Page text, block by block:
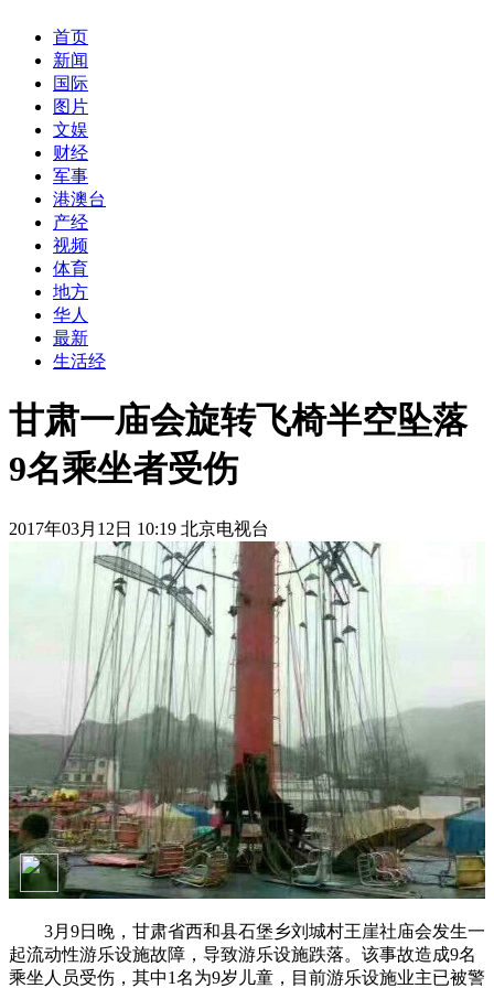
首页
新闻
国际
图片
文娱
财经
军事
港澳台
产经
视频
体育
地方
华人
最新
生活经
甘肃一庙会旋转飞椅半空坠落
9名乘坐者受伤
2017年03月12日 10:19 北京电视台
3月9日晚，甘肃省西和县石堡乡刘城村王崖社庙会发生一
起流动性游乐设施故障，导致游乐设施跌落。该事故造成9名
乘坐人员受伤，其中1名为9岁儿童，目前游乐设施业主已被警